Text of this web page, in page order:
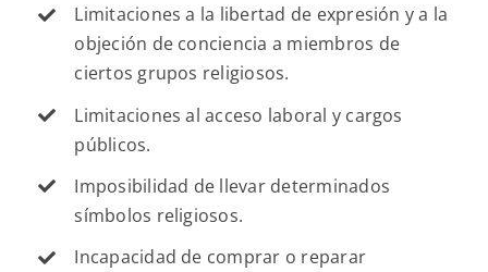
Limitaciones a la libertad de expresión y a la
objeción de conciencia a miembros de
ciertos grupos religiosos.
Limitaciones al acceso laboral y cargos
públicos.
Imposibilidad de llevar determinados
símbolos religiosos.
Incapacidad de comprar o reparar